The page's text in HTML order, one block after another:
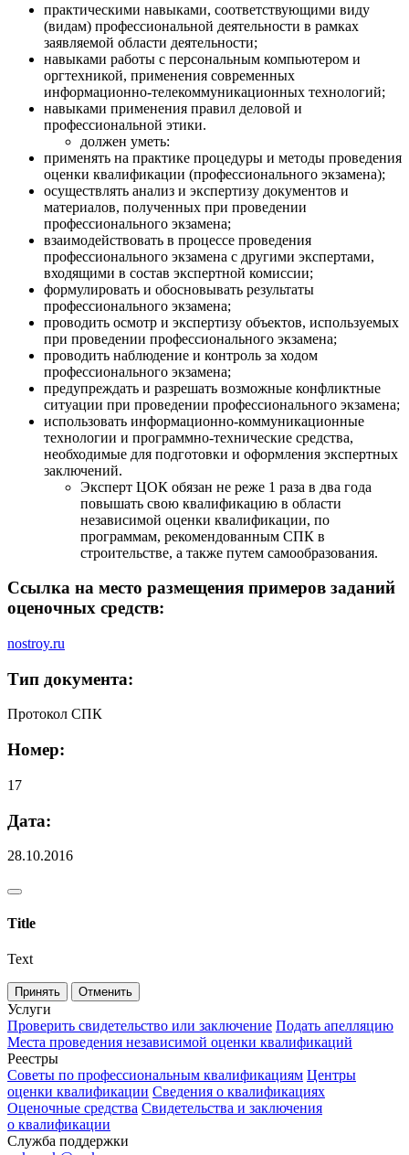
практическими навыками, соответствующими виду
(видам) профессиональной деятельности в рамках
заявляемой области деятельности;
навыками работы с персональным компьютером и
оргтехникой, применения современных
информационно-телекоммуникационных технологий;
навыками применения правил деловой и
профессиональной этики.
должен уметь:
применять на практике процедуры и методы проведения
оценки квалификации (профессионального экзамена);
осуществлять анализ и экспертизу документов и
материалов, полученных при проведении
профессионального экзамена;
взаимодействовать в процессе проведения
профессионального экзамена с другими экспертами,
входящими в состав экспертной комиссии;
формулировать и обосновывать результаты
профессионального экзамена;
проводить осмотр и экспертизу объектов, используемых
при проведении профессионального экзамена;
проводить наблюдение и контроль за ходом
профессионального экзамена;
предупреждать и разрешать возможные конфликтные
ситуации при проведении профессионального экзамена;
использовать информационно-коммуникационные
технологии и программно-технические средства,
необходимые для подготовки и оформления экспертных
заключений.
Эксперт ЦОК обязан не реже 1 раза в два года
повышать свою квалификацию в области
независимой оценки квалификации, по
программам, рекомендованным СПК в
строительстве, а также путем самообразования.
Ссылка на место размещения примеров заданий
оценочных средств:
nostroy.ru
Тип документа:
Протокол СПК
Номер:
17
Дата:
28.10.2016
Title
Text
Принять Отменить
Услуги
Проверить свидетельство или заключение Подать апелляцию
Места проведения независимой оценки квалификаций
Реестры
Советы по профессиональным квалификациям Центры
оценки квалификации Сведения о квалификациях
Оценочные средства Свидетельства и заключения
о квалификации
Служба поддержки